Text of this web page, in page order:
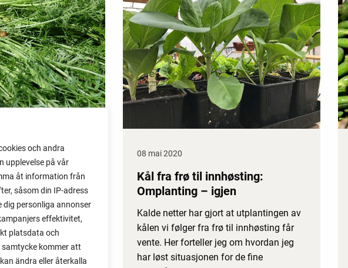
och andra
upplevelse på vår
åt information från
såsom din IP-adress
personliga annonser
effektivitet,
platsdata och
kommer att
ändra eller återkalla
grønnsaker
utrolig nok
hudskader, ikke ved
For noen år
sykehuset med
merkelige
08 mai 2020
Kål fra frø til innhøsting:
Omplanting – igjen
Kalde netter har gjort at utplantingen av
kålen vi følger fra frø til innhøsting får
vente. Her forteller jeg om hvordan jeg
har løst situasjonen for de fine